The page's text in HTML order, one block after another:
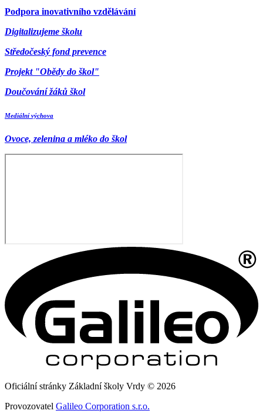
Podpora inovativního vzdělávání
Digitalizujeme školu
Středočeský fond prevence
Projekt "Obědy do škol"
Doučování žáků škol
Mediální výchova
Ovoce, zelenina a mléko do škol
Oficiální stránky Základní školy Vrdy © 2026
Provozovatel Galileo Corporation s.r.o.